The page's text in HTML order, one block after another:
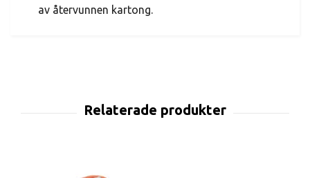
av återvunnen kartong.